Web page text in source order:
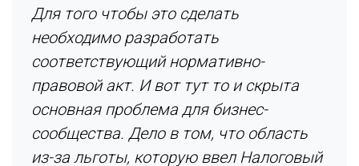
Для того чтобы это сделать
необходимо разработать
соответствующий нормативно-
правовой акт. И вот тут то и скрыта
основная проблема для бизнес-
сообщества. Дело в том, что область
из-за льготы, которую ввел Налоговый